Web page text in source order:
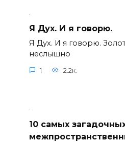
Я Дух. И я говорю.
Я Дух. И я говорю.
неслышно
1 2.2к.
10 самых